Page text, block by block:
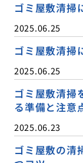
ゴミ屋敷清掃
2025.06.25
ゴミ屋敷清掃
2025.06.25
ゴミ屋敷清掃
る準備と注意
2025.06.23
ゴミ屋敷の清